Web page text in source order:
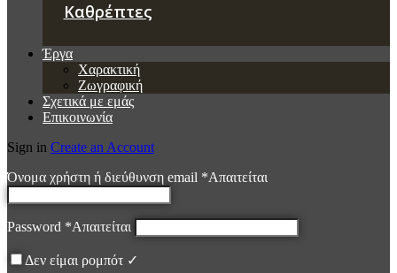
Καθρέπτες
Έργα
Χαρακτική
Ζωγραφική
Σχετικά με εμάς
Επικοινωνία
Sign in Create an Account
Όνομα χρήστη ή διεύθυνση email *Απαιτείται
Password *Απαιτείται
Δεν είμαι ρομπότ ✓